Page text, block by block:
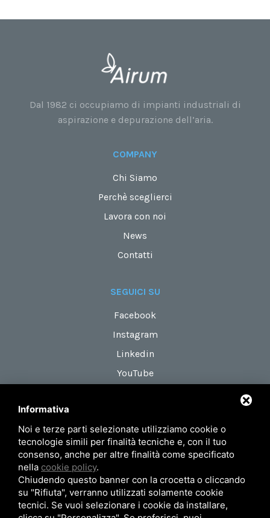
Informativa
Noi e terze parti selezionate utilizziamo cookie o
tecnologie simili per finalità tecniche e, con il tuo
consenso, anche per altre finalità come specificato
nella cookie policy.
Chiudendo questo banner con la crocetta o cliccando
su "Rifiuta", verranno utilizzati solamente cookie
tecnici. Se vuoi selezionare i cookie da installare,
Dal 1982 ci occupiamo di impianti industriali di
aspirazione e depurazione dell’aria.
COMPANY
Chi Siamo
Perchè sceglierci
Lavora con noi
News
Contatti
SEGUICI SU
Facebook
Instagram
Linkedin
YouTube
Via Maestri del Lavoro, 18
zona Roveri 2
40138 Bologna (Italy)
Privacy Policy Mappa del sito